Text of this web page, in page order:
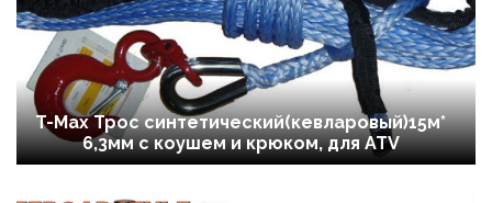
T-Max Трос синтетический(кевларовый)15м*
6,3мм с коушем и крюком, для ATV